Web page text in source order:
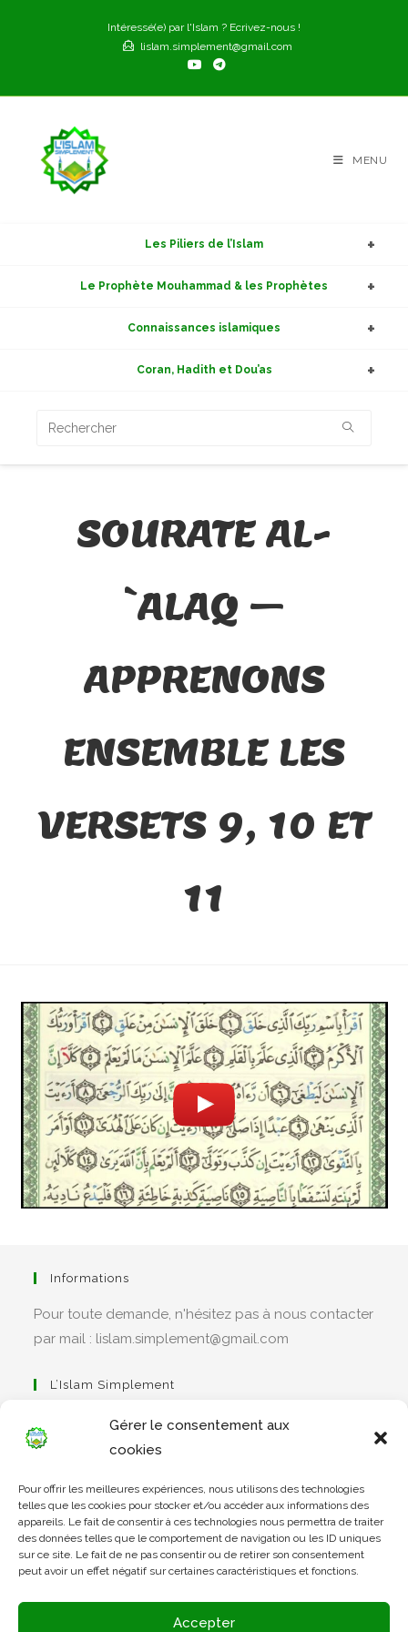
Gérer le consentement aux
cookies
Pour offrir les meilleures expériences, nous utilisons des technologies
telles que les cookies pour stocker et/ou accéder aux informations des
appareils. Le fait de consentir à ces technologies nous permettra de traiter
des données telles que le comportement de navigation ou les ID uniques
sur ce site. Le fait de ne pas consentir ou de retirer son consentement
peut avoir un effet négatif sur certaines caractéristiques et fonctions.
Accepter
Intéressé(e) par l'Islam ? Ecrivez-nous !
lislam.simplement@gmail.com
MENU
Les Piliers de l’Islam
Le Prophète Mouhammad & les Prophètes
Connaissances islamiques
Coran, Hadith et Dou’as
SOURATE AL-
`ALAQ –
APPRENONS
ENSEMBLE LES
VERSETS 9, 10 ET
11
Informations
Pour toute demande, n'hésitez pas à nous contacter
par mail : lislam.simplement@gmail.com
L’Islam Simplement
dans
un
nouvel
onglet
Apprendre Le Coran Simplement